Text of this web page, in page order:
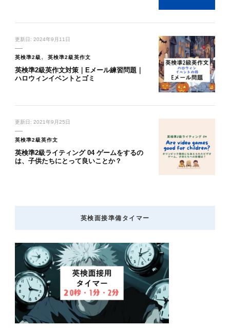
更新日: 2024年9月11日
英検準2級 英検準2級英作文
英検準2級英作文対策｜Eメール練習問題｜
ハロウィンイベントとゴミ
更新日: 2021年9月25日
英検準2級英作文
英検準2級ライティング 04 ゲームをするの
は、子供たちにとって良いことか？
英検面接準備タイマー